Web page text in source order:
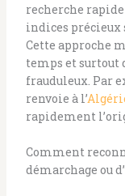
recherche rapide
indices précieux
Cette approche
temps et surtout
frauduleux. Par
renvoie à l’
rapidement
Comment
démarchage ou